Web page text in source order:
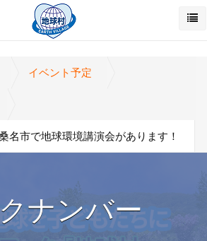
イベント予定
名市で地球環境講演会があります！
ナンバー